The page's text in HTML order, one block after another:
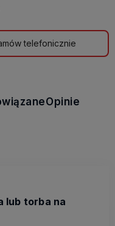
telefonicznie
Opinie
lub torba na